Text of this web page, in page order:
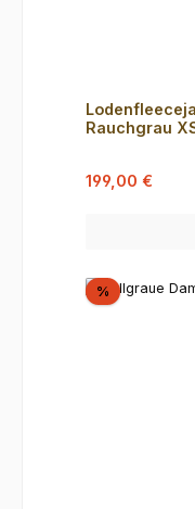
Rauchgrau
Verkaufspreis:
199,00 €
%Rabatt